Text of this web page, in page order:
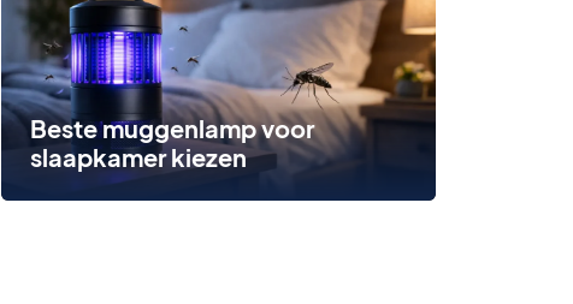
Beste muggenlamp voor
slaapkamer kiezen